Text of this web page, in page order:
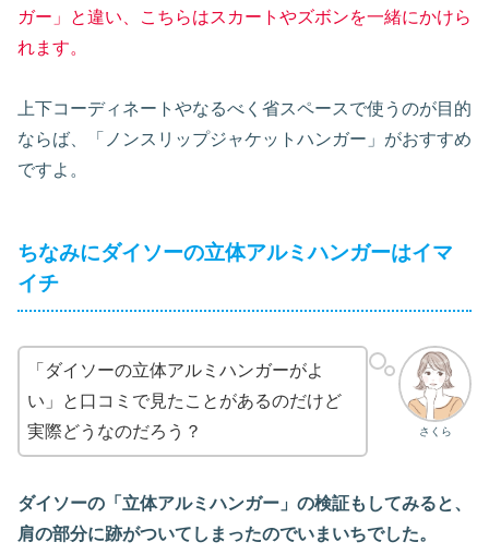
ガー」と違い、こちらはスカートやズボンを一緒にかけら
れます。
上下コーディネートやなるべく省スペースで使うのが目的
ならば、「ノンスリップジャケットハンガー」がおすすめ
ですよ。
ちなみにダイソーの立体アルミハンガーはイマ
イチ
さくら
「ダイソーの立体アルミハンガーがよ
い」と口コミで見たことがあるのだけど
実際どうなのだろう？
ダイソーの「立体アルミハンガー」の検証もしてみると、
肩の部分に跡がついてしまったのでいまいちでした。